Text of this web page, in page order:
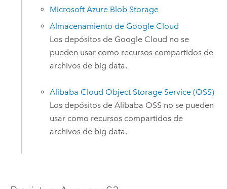
Microsoft Azure Blob Storage
Almacenamiento de Google Cloud
Los depósitos de Google Cloud no se
pueden usar como recursos compartidos de
archivos de big data.
Alibaba Cloud Object Storage Service (OSS)
Los depósitos deAlibaba OSS no se pueden
usar como recursos compartidos de
archivos de big data.